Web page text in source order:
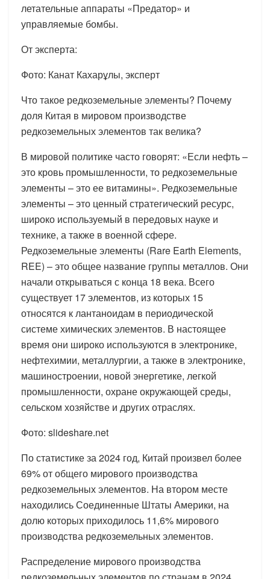
летательные аппараты «Предатор» и
управляемые бомбы.
От эксперта:
Фото: Канат Кахарұлы, эксперт
Что такое редкоземельные элементы? Почему
доля Китая в мировом производстве
редкоземельных элементов так велика?
В мировой политике часто говорят: «Если нефть –
это кровь промышленности, то редкоземельные
элементы – это ее витамины». Редкоземельные
элементы – это ценный стратегический ресурс,
широко используемый в передовых науке и
технике, а также в военной сфере.
Редкоземельные элементы (Rare Earth Elements,
REE) – это общее название группы металлов. Они
начали открываться с конца 18 века. Всего
существует 17 элементов, из которых 15
относятся к лантаноидам в периодической
системе химических элементов. В настоящее
время они широко используются в электронике,
нефтехимии, металлургии, а также в электронике,
машиностроении, новой энергетике, легкой
промышленности, охране окружающей среды,
сельском хозяйстве и других отраслях.
Фото: slideshare.net
По статистике за 2024 год, Китай произвел более
69% от общего мирового производства
редкоземельных элементов. На втором месте
находились Соединенные Штаты Америки, на
долю которых приходилось 11,6% мирового
производства редкоземельных элементов.
Распределение мирового производства